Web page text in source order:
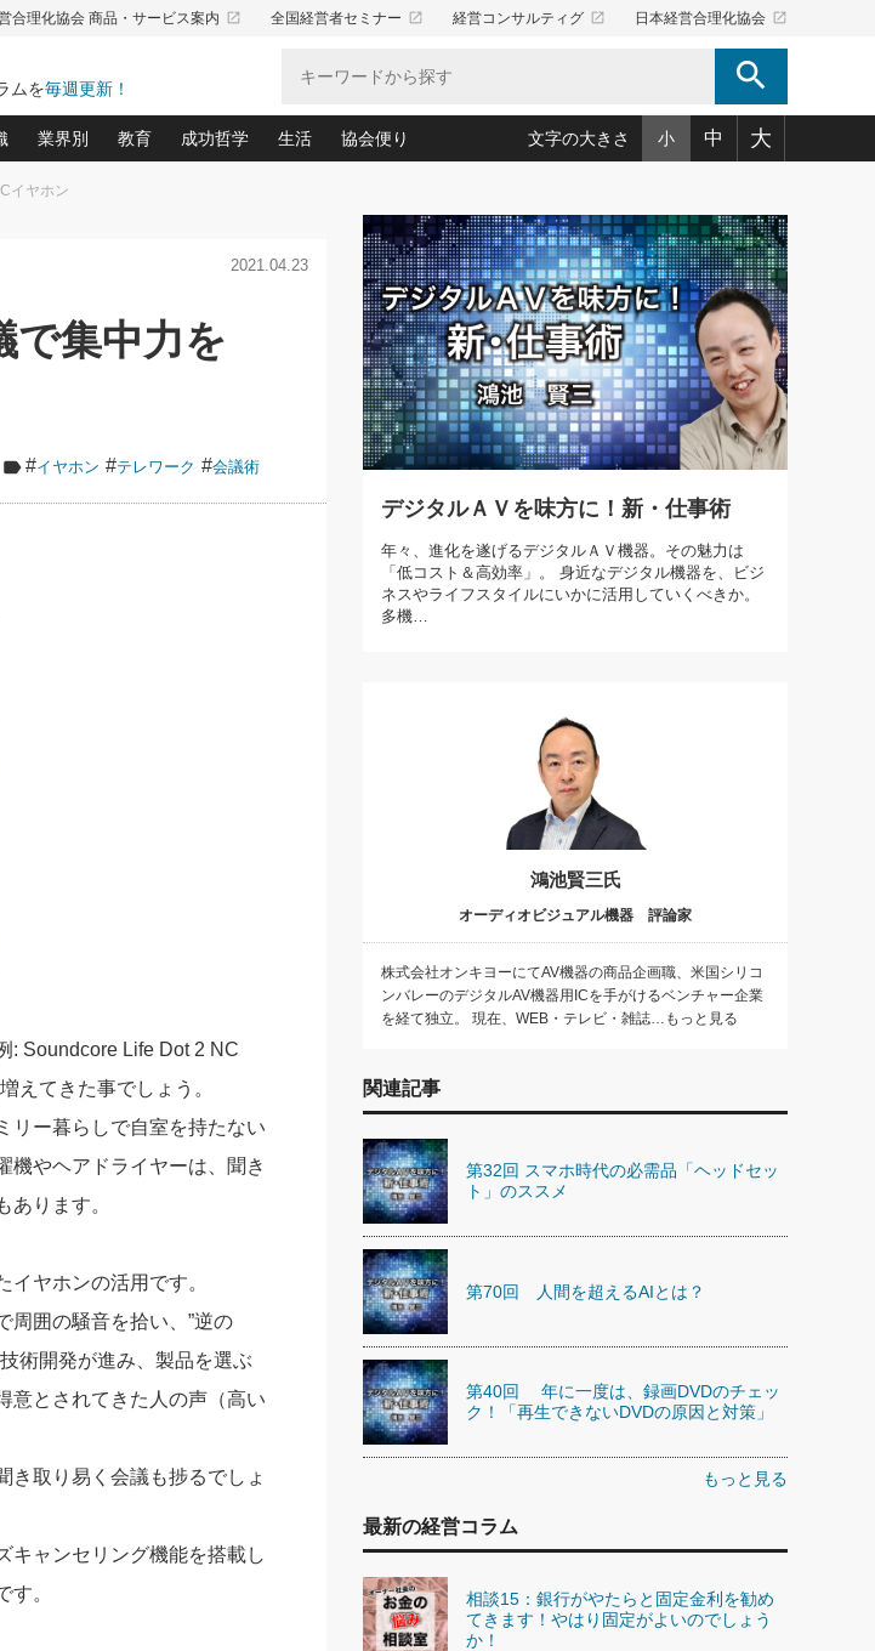
合理化協会 商品・サービス案内 launch 全国経営者セミナー launch 経営コンサルティグ launch 日本経営合理化協会 launch
ムを毎週更新！ search
分間
2026.08.5 2026.08.5
第86回 「言葉狩り」
もっとみる
たい、やってお
の新常識』(12)
チ」ネタ帳(159)
「一流の仕事術」(28)
商品」(109)
る決算書にするために、やっておきたいこと(34)
抜くための緊急対策(100)
の会社はココが違う！(36)
える化”術(12)
の生産性を下げるハラスメントの予防策(10)
決定の定石(68)
客・社員・社会から支持される「ウェルビーイング経営入
業界別
大久保一彦の“流行る”お店の仕組みづくり(210)
柿内幸夫─社長のための現場改善(174)
教育
あなただからお願いしたいと思われる 気配りの達人(127)
クレーム対応 実践マニュアル(92)
クレーム対応の新知識と新常識(57)
デキル社員に育てる！ 社員教育の決め手(203)
東川鷹年の「中小企業の人育て」(38)
業績アップにつながる！ワンランク上の手紙・メール術(100)
成功哲学
中国哲学に学ぶ 不況は会社守成の好機(38)
令和時代の「社長の人間力の磨き方」(86)
先人の名句名言の教え 東洋思想に学ぶ経営学(132)
渡部昇一の「日本の指導者たち」(32)
経営に活かす“十八史略”(30)
生活
おのころ心平の ──社長のための「か・ら・だマネジメント」
(50)
デジタルＡＶを味方に！新・仕事術(180)
リーダー脳の鍛え方(32)
ワインを楽しむ基礎レッスン(12)
必読！社長が読むべき今月の4冊(88)
眼と耳で楽しむ読書術(162)
社長の「氣」(30)
米国スポーツ・ビジネスに学ぶ心理学(98)
高橋一喜の『これぞ！"本物の温泉"』(157)
協会便り
「愛読者通信」著者インタビュー(44)
ビジネス見聞録 経営ニュース(100)
作間信司の経営無形庵(けいえいむぎょうあん)(166)
経営セミナー情報局(1)
繁栄への着眼点 牟田太陽(76)
講話を聞いて学ぼう 実学・耳学・磨く「ミミガク」のすすめ
(7)
文字の大きさ 小 中 大
イヤホン
2021.04.23
集中力を
#イヤホン #テレワーク #会議術
: Soundcore Life Dot 2 NC
えてきた事でしょう。
リー暮らしで自室を持たない
機やヘアドライヤーは、聞き
ります。
ヤホンの活用です。
周囲の騒音を拾い、”逆の
術開発が進み、製品を選ぶ
意とされてきた人の声（高い
き取り易く会議も捗るでしょ
キャンセリング機能を搭載し
。
デジタルＡＶを味方に！新・仕事術
年々、進化を遂げるデジタルＡＶ機器。その魅力は
「低コスト＆高効率」。 身近なデジタル機器を、ビジ
ネスやライフスタイルにいかに活用していくべきか。
多機…
鴻池賢三氏
オーディオビジュアル機器 評論家
株式会社オンキヨーにてAV機器の商品企画職、米国シリコ
ンバレーのデジタルAV機器用ICを手がけるベンチャー企業
を経て独立。 現在、WEB・テレビ・雑誌…もっと見る
関連記事
第32回 スマホ時代の必需品「ヘッドセッ
ト」のススメ
第70回 人間を超えるAIとは？
第40回 年に一度は、録画DVDのチェッ
ク！「再生できないDVDの原因と対策」
もっと見る
最新の経営コラム
相談15：銀行がやたらと固定金利を勧め
てきます！やはり固定がよいのでしょう
か！